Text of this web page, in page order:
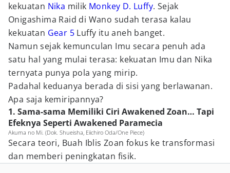
kekuatan Nika milik Monkey D. Luffy. Sejak
Onigashima Raid di Wano sudah terasa kalau
kekuatan Gear 5 Luffy itu aneh banget.
Namun sejak kemunculan Imu secara penuh ada
satu hal yang mulai terasa: kekuatan Imu dan Nika
ternyata punya pola yang mirip.
Padahal keduanya berada di sisi yang berlawanan.
Apa saja kemiripannya?
1. Sama-sama Memiliki Ciri Awakened Zoan… Tapi
Efeknya Seperti Awakened Paramecia
Akuma no Mi. (Dok. Shueisha, Eiichiro Oda/One Piece)
Secara teori, Buah Iblis Zoan fokus ke transformasi
dan memberi peningkatan fisik.